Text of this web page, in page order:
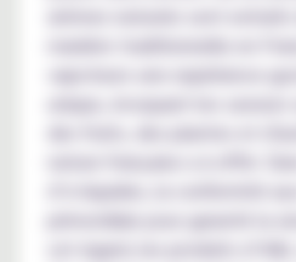
arômes naturels sont
vapoteurs une expérience
unique, évoquant les
d’e-liquides, la conformité
primordiale pour garantir la
cet égard, les produits